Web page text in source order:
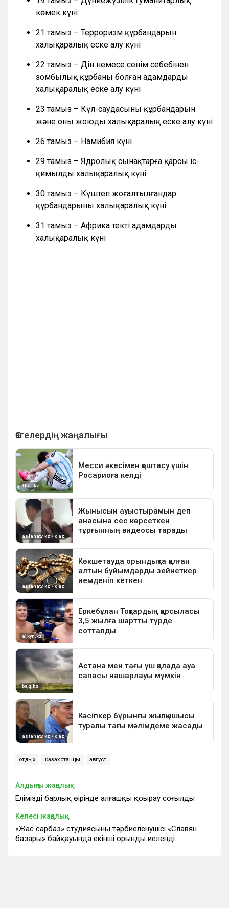
көмек күні
21 тамыз – Терроризм құрбандарын
халықаралық еске алу күні
22 тамыз – Дін немесе сенім себебінен
зомбылық құрбаны болған адамдарды
халықаралық еске алу күні
23 тамыз – Күл-саудасының құрбандарын
және оны жоюды халықаралық еске алу күні
26 тамыз – Намибия күні
29 тамыз – Ядролық сынақтарға қарсы іс-
қимылдың халықаралық күні
30 тамыз – Күштеп жоғалтылғандар
құрбандарының халықаралық күні
31 тамыз – Африка текті адамдардың
халықаралық күні
отдых казахстанцы август
Алдыңғы жаңалық
Еліміздің барлық өңірінде алғашқы қоңырау соғылды
Келесі жаңалық
«Жас сарбаз» студиясының тәрбиеленушісі «Славян
базары» байқауында екінші орынды иеленді